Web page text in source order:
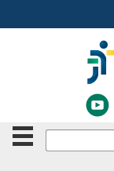
Botão
de